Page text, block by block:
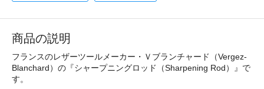
商品の説明
フランスのレザーツールメーカー・Ｖブランチャード（Vergez-
Blanchard）の『シャープニングロッド（Sharpening Rod）』で
す。